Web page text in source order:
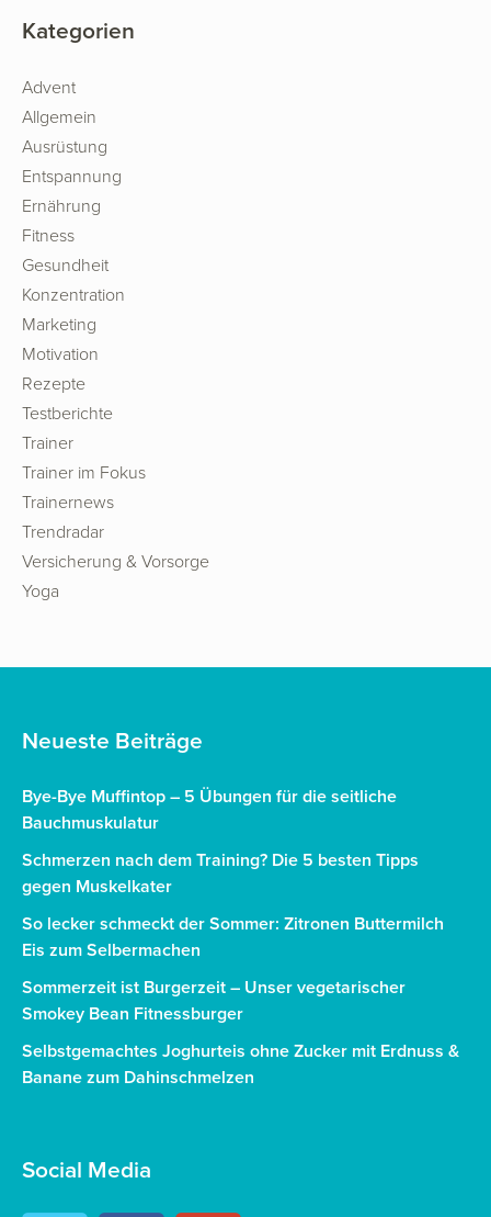
Kategorien
Advent
Allgemein
Ausrüstung
Entspannung
Ernährung
Fitness
Gesundheit
Konzentration
Marketing
Motivation
Rezepte
Testberichte
Trainer
Trainer im Fokus
Trainernews
Trendradar
Versicherung & Vorsorge
Yoga
Neueste Beiträge
Bye-Bye Muffintop – 5 Übungen für die seitliche
Bauchmuskulatur
Schmerzen nach dem Training? Die 5 besten Tipps
gegen Muskelkater
So lecker schmeckt der Sommer: Zitronen Buttermilch
Eis zum Selbermachen
Sommerzeit ist Burgerzeit – Unser vegetarischer
Smokey Bean Fitnessburger
Selbstgemachtes Joghurteis ohne Zucker mit Erdnuss &
Banane zum Dahinschmelzen
Social Media